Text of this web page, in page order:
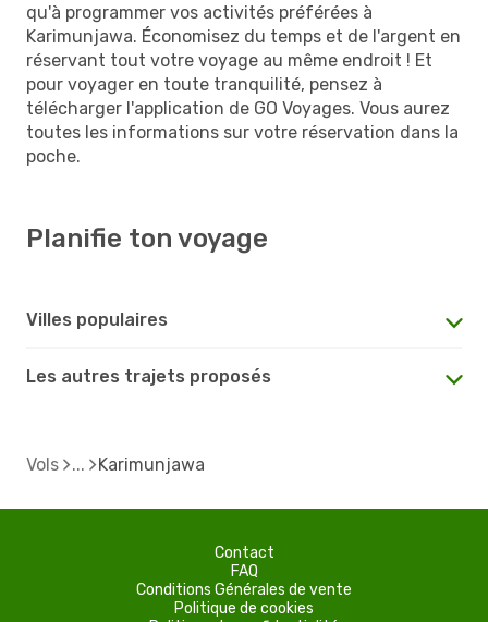
qu'à programmer vos activités préférées à
Karimunjawa. Économisez du temps et de l'argent en
réservant tout votre voyage au même endroit ! Et
pour voyager en toute tranquilité, pensez à
télécharger l'application de GO Voyages. Vous aurez
toutes les informations sur votre réservation dans la
poche.
Planifie ton voyage
Villes populaires
Les autres trajets proposés
Vols Karimunjawa
Contact
FAQ
Conditions Générales de vente
Politique de cookies